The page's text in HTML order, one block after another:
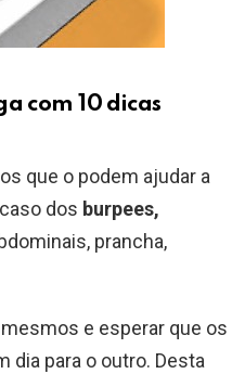
com 10 dicas
que o podem ajudar a
dos burpees,
prancha,
e esperar que os
dia para o outro. Desta